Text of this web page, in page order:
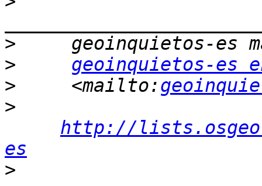
>
>
geoinquietos-es
>
     <mailto:
>
http://
es
>